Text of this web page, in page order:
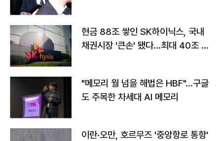
현금 88조 쌓인 SK하이닉스, 국내
채권시장 '큰손' 됐다…최대 40조 투
"메모리 월 넘을 해법은 HBF"…구글
도 주목한 차세대 AI 메모리
이란·오만, 호르무즈 '중앙항로 통항'